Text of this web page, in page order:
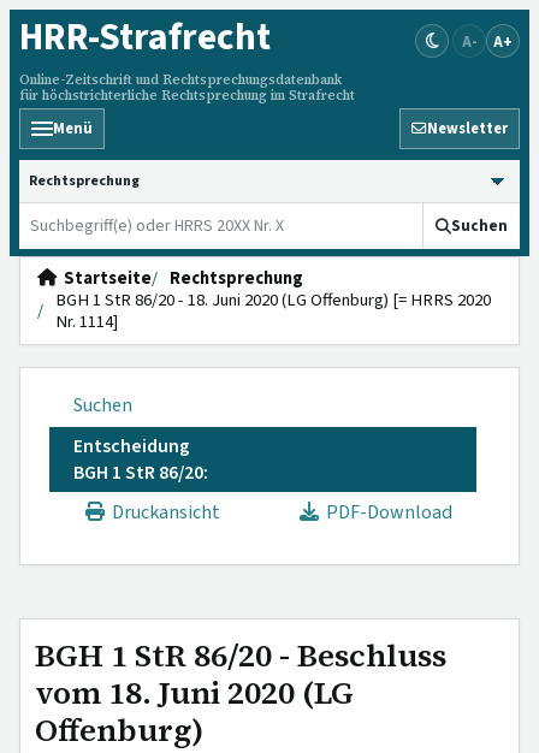
HRR-Strafrecht
Online-Zeitschrift und Rechtsprechungsdatenbank
für höchstrichterliche Rechtsprechung im Strafrecht
A- A+
Menü Newsletter
HRRS durchsuchen
Suchen
Startseite
Rechtsprechung
BGH 1 StR 86/20 - 18. Juni 2020 (LG Offenburg) [= HRRS 2020
Nr. 1114]
Suchen
Entscheidung
BGH 1 StR 86/20:
Druckansicht
PDF-Download
BGH 1 StR 86/20 - Beschluss
vom 18. Juni 2020 (LG
Offenburg)